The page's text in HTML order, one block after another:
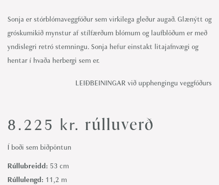
8.225 kr. rúlluverð
Sonja er stórblómaveggfóður sem virkilega gleður augað. Glænýtt og
gróskumikið mynstur af stílfærðum blómum og laufblöðum er með
yndislegri retró stemningu. Sonja hefur einstakt litajafnvægi og
hentar í hvaða herbergi sem er.
LEIÐBEININGAR við upphengingu veggfóðurs
Í boði sem biðpöntun
Rúllubreidd: 53 cm
Rúllulengd: 11,2 m